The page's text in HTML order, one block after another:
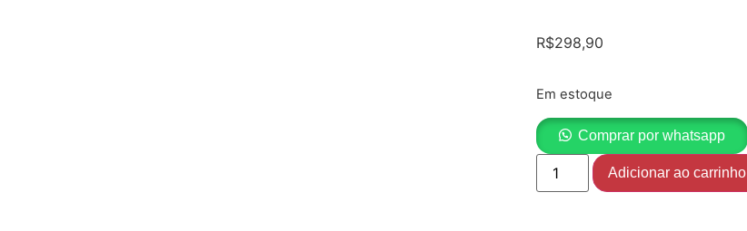
R$298,90
Em estoque
Comprar por whatsapp
Adicionar ao carrinho